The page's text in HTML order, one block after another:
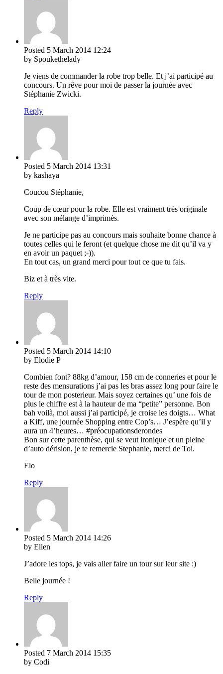
Posted 5 March 2014 12:24
by Spoukethelady
Je viens de commander la robe trop belle. Et j’ai participé au
concours. Un rêve pour moi de passer la journée avec
Stéphanie Zwicki.
Reply
Posted 5 March 2014 13:31
by kashaya
Coucou Stéphanie,
Coup de cœur pour la robe. Elle est vraiment très originale
avec son mélange d’imprimés.
Je ne participe pas au concours mais souhaite bonne chance à
toutes celles qui le feront (et quelque chose me dit qu’il va y
en avoir un paquet ;-)).
En tout cas, un grand merci pour tout ce que tu fais.
Biz et à très vite.
Reply
Posted 5 March 2014 14:10
by Elodie P
Combien font? 88kg d’amour, 158 cm de conneries et pour le
reste des mensurations j’ai pas les bras assez long pour faire le
tour de mon posterieur. Mais soyez certaines qu’ une fois de
plus le chiffre est à la hauteur de ma “petite” personne. Bon
bah voilà, moi aussi j’ai participé, je croise les doigts… What
a Kiff, une journée Shopping entre Cop’s… J’espère qu’il y
aura un 4’heures… #préocupationsderondes
Bon sur cette parenthèse, qui se veut ironique et un pleine
d’auto dérision, je te remercie Stephanie, merci de Toi.
Elo
Reply
Posted 5 March 2014 14:26
by Ellen
J’adore les tops, je vais aller faire un tour sur leur site :)
Belle journée !
Reply
Posted 7 March 2014 15:35
by Codi